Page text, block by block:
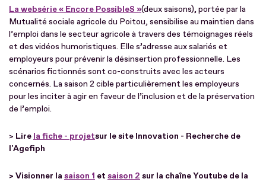
La websérie « Encore PossibleS »(deux saisons), portée par la
Mutualité sociale agricole du Poitou, sensibilise au maintien dans
l’emploi dans le secteur agricole à travers des témoignages réels
et des vidéos humoristiques. Elle s’adresse aux salariés et
employeurs pour prévenir la désinsertion professionnelle. Les
scénarios fictionnés sont co-construits avec les acteurs
concernés. La saison 2 cible particulièrement les employeurs
pour les inciter à agir en faveur de l’inclusion et de la préservation
de l’emploi.
> Lire la fiche - projetsur le site Innovation - Recherche de
l'Agefiph
> Visionner la saison 1 et saison 2 sur la chaîne Youtube de la